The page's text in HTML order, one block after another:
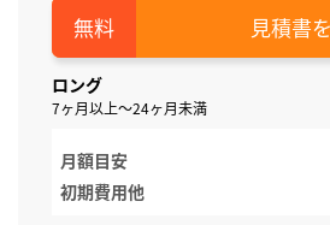
見積書
ロング
7ヶ月以上～24ヶ月未満
月額目安
初期費用他